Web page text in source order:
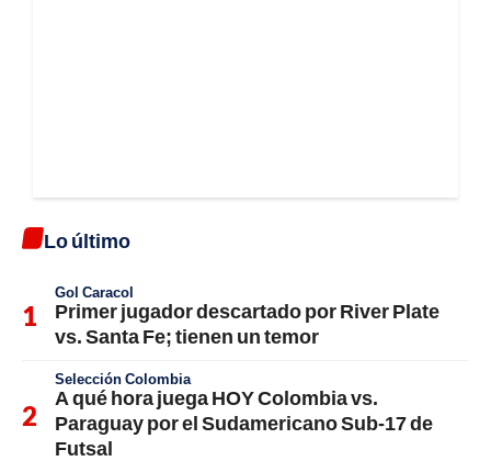
Lo último
Gol Caracol
Primer jugador descartado por River Plate
vs. Santa Fe; tienen un temor
Selección Colombia
A qué hora juega HOY Colombia vs.
Paraguay por el Sudamericano Sub-17 de
Futsal